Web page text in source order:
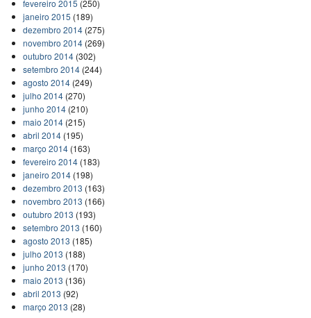
fevereiro 2015 (250)
janeiro 2015 (189)
dezembro 2014(275)
novembro 2014(269)
outubro 2014(302)
setembro 2014(244)
agosto 2014(249)
julho 2014(270)
junho 2014(210)
maio 2014(215)
abril 2014(195)
março 2014(163)
fevereiro 2014(183)
janeiro 2014(198)
dezembro 2013 (163)
novembro 2013 (166)
outubro 2013 (193)
setembro 2013 (160)
agosto 2013 (185)
julho 2013 (188)
junho 2013 (170)
maio 2013 (136)
abril 2013 (92)
março 2013 (28)